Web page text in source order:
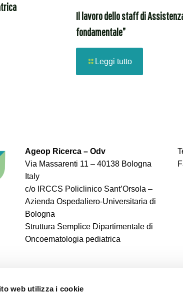
web utilizza i cookie
Il lavoro dello staff di
fondamentale”
Leggi tutto
Ageop Ricerca – Odv
Via Massarenti 11 – 40138 Bologna
Italy
c/o IRCCS Policlinico Sant’Orsola –
Azienda Ospedaliero-Universitaria di
Bologna
Struttura Semplice Dipartimentale di
Oncoematologia pediatrica